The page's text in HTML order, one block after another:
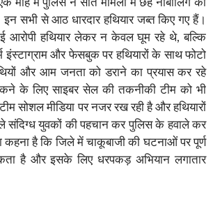
इन सभी से आठ धारदार हथियार जब्त किए गए हैं।
आरोपी हथियार लेकर न केवल घूम रहे थे, बल्कि
इंस्टाग्राम और फेसबुक पर हथियारों के साथ फोटो
और आम जनता को डराने का प्रयास कर रहे
के लिए साइबर सेल की तकनीकी टीम को भी
सोशल मीडिया पर नजर रख रही है और हथियारों
संदिग्ध युवकों की पहचान कर पुलिस के हवाले कर
कहना है कि जिले में चाकूबाजी की घटनाओं पर पूर्ण
है और इसके लिए धरपकड़ अभियान लगातार